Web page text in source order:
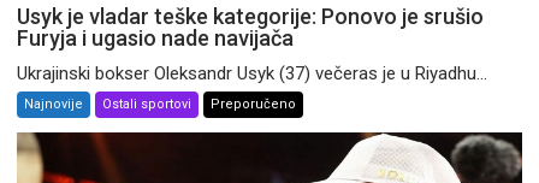
Usyk je vladar teške kategorije: Ponovo je srušio
Furyja i ugasio nade navijača
Ukrajinski bokser Oleksandr Usyk (37) večeras je u Riyadhu...
Najnovije Ostali sportovi Preporučeno